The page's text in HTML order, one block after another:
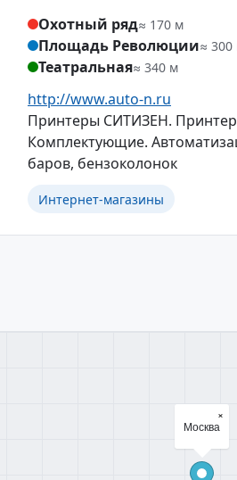
Охотный ряд≈ 170 м
Площадь Революции≈ 300
Театральная≈ 340 м
http://www.auto-n.ru
Принтеры СИТИЗЕН.
Комплектующие.
баров, бензоколонок
Интернет-магазины
Москва
×